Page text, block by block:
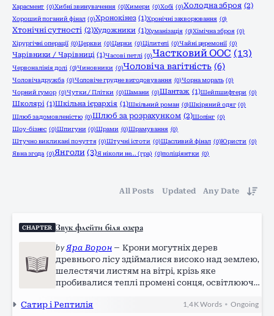
Харасмент (0)Хибні звинувачення (0)Химери (0)Хобі (0)Холодна зброя (2)
Хороший поганий фінал (0)Хронокінез (1)Хронічні захворювання (0)
Хтонічні сутності (2)Художники (1)Хуманізація (0)Хімічна зброя (0)
Хірургічні операції (0)Церкви (0)Цирки (0)Цілителі (0)Чайні церемонії (0)
Чарівники / Чарівниці (1)Часові петлі (0)Частковий ООС (13)
Червона лінія долі (0)Чиновники (0)Чоловіча вагітність (6)
Чоловіча дружба (0)Чоловіче грудне вигодовування (0)Чорна мораль (0)
Чорний гумор (0)Чутки / Плітки (0)Шамани (0)Шантаж (1)Шейпшифтери (0)
Школярі (1)Шкільна ієрархія (1)Шкільний роман (0)Шкіряний одяг (0)
Шлюб за домовленістю (0)Шлюб за розрахунком (2)Шопінг (0)
Шоу-бізнес (0)Шпигуни (0)Шрами (0)Шрамування (0)
Штучно викликані почуття (0)Штучні істоти (0)Щасливий фінал (0)Юристи (0)
Явна згода (0)Янголи (3)Я ніколи не... (гра) (0)поліціянтки (0)
All Posts Updated Any Date
CHAPTER Звук флейти біля озера
byЯра Ворон — Крони могутніх дерев
древнього лісу здіймалися високо над землею,
шелестячи листям на вітрі, крізь яке
пробивалися теплі промені сонця, освітлюючи
йшла, весело підстрибуючи, молода сатир на
Сатир і Рептилія 1,4 KWords •Ongoing